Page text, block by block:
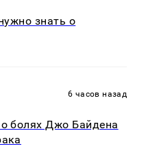
знать о
6 часов назад
болях Джо Байдена